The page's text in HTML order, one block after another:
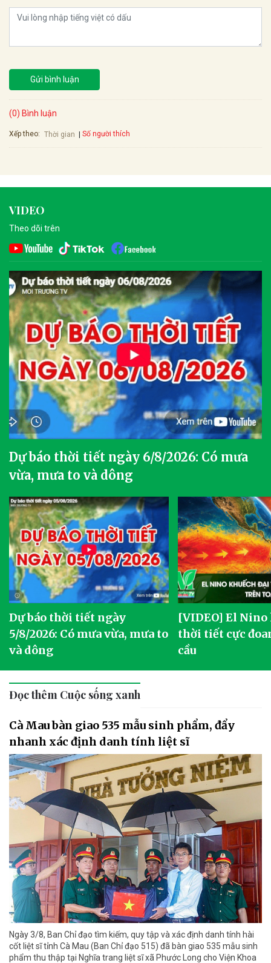
Gửi bình luận
(0) Bình luận
Xếp theo: Thời gian Số người thích
VIDEO
Theo dõi trên
Dự báo thời tiết ngày 6/8/2026: Có mưa
vừa, mưa to và dông
Dự báo thời tiết ngày
5/8/2026: Có mưa vừa, mưa to
và dông
[VIDEO] El
thời tiết cực
cầu
Đọc thêm Cuộc sống xanh
Cà Mau bàn giao 535 mẫu sinh phẩm, đẩy
nhanh xác định danh tính liệt sĩ
Ngày 3/8, Ban Chỉ đạo tìm kiếm, quy tập và xác định danh tính hài
cốt liệt sĩ tỉnh Cà Mau (Ban Chỉ đạo 515) đã bàn giao 535 mẫu sinh
phẩm thu thập tại Nghĩa trang liệt sĩ xã Phước Long cho Viện Khoa